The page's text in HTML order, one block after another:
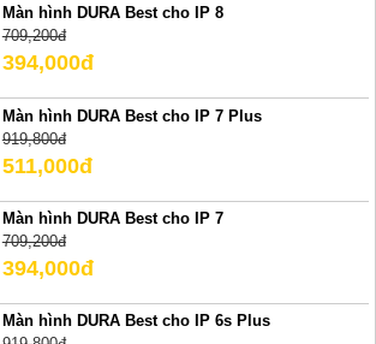
Màn hình DURA Best cho IP 8
709,200đ
394,000đ
Màn hình DURA Best cho IP 7 Plus
919,800đ
511,000đ
Màn hình DURA Best cho IP 7
709,200đ
394,000đ
Màn hình DURA Best cho IP 6s Plus